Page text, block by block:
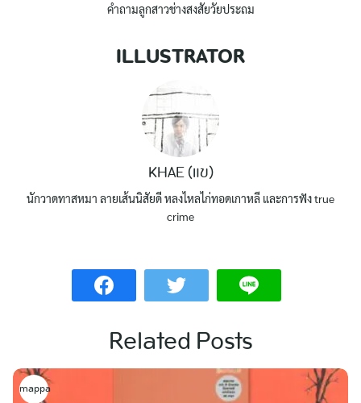
คำถามลูกสาวช่างสงสัยวัยประถม
ILLUSTRATOR
KHAE (แข)
นักวาดทาสหมา ลายเส้นนิสัยดี หลงไหลไก่ทอดเกาหลี และการฟัง true
crime
Related Posts
mappa